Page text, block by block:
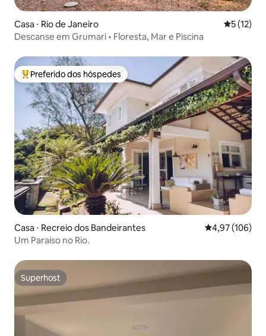
Casa ⋅ Rio de Janeiro 5 de uma
5 (12)
Descanse em Grumari • Floresta, Mar e Piscina
Entre os melhores preferidos dos hóspedes
Preferido dos hóspedes
Casa ⋅ Recreio dos Bandeirantes 4,97 de uma
4,97 (106)
Um Paraíso no Rio.
Superhost
Superhost